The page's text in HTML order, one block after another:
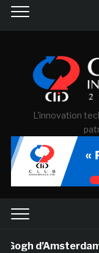
L'innovation
d’Amsterdam